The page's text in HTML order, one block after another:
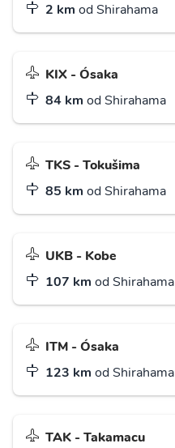
2 km od Shirahama
KIX - Ósaka
84 km od Shirahama
TKS - Tokušima
85 km od Shirahama
UKB - Kobe
107 km od Shirahama
ITM - Ósaka
123 km od Shirahama
TAK - Takamacu